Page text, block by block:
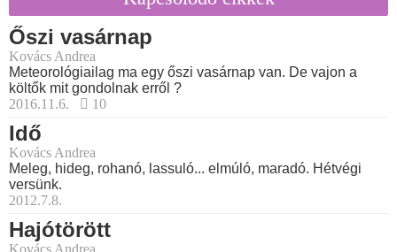
Őszi vasárnap
Kovács Andrea
Meteorológiailag ma egy őszi vasárnap van. De vajon a
költők mit gondolnak erről ?
2016.11.6.
10
Idő
Kovács Andrea
Meleg, hideg, rohanó, lassuló... elmúló, maradó. Hétvégi
versünk.
2012.7.8.
Hajótörött